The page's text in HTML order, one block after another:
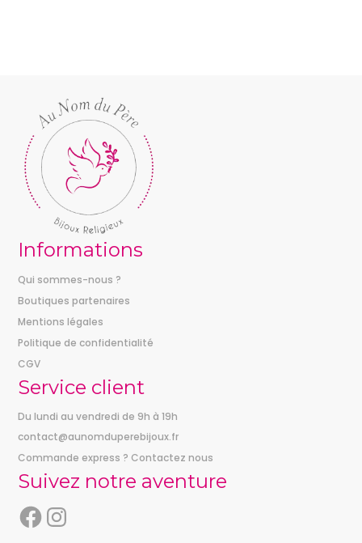
Informations
Qui sommes-nous ?
Boutiques partenaires
Mentions légales
Politique de confidentialité
CGV
Service client
Du lundi au vendredi de 9h à 19h
contact@aunomduperebijoux.fr
Commande express ? Contactez nous
Suivez notre aventure
F